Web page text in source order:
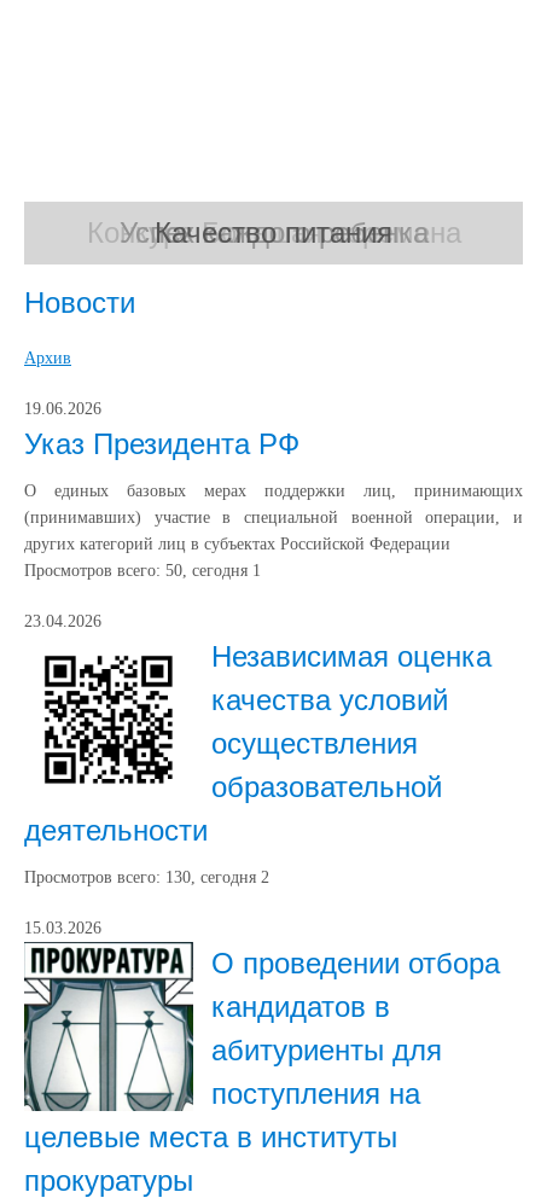
Конкурс Большая перемена
Успех каждого ребенка
Качество питания
Новости
Архив
19.06.2026
Указ Президента РФ
О единых базовых мерах поддержки лиц, принимающих
(принимавших) участие в специальной военной операции, и
других категорий лиц в субъектах Российской Федерации
Просмотров всего: 50, сегодня 1
23.04.2026
Независимая оценка
качества условий
осуществления
образовательной
деятельности
Просмотров всего: 130, сегодня 2
15.03.2026
О проведении отбора
кандидатов в
абитуриенты для
поступления на
целевые места в институты
прокуратуры